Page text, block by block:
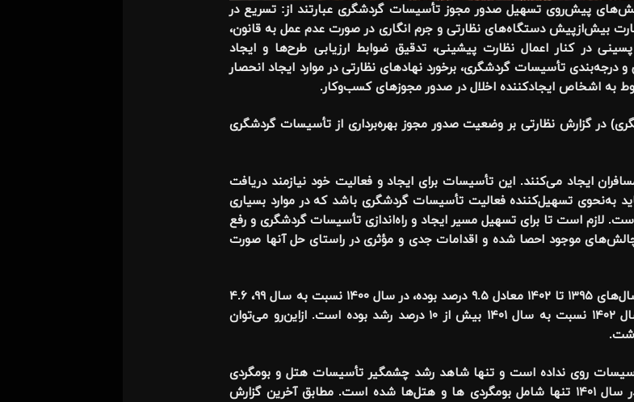
پیش‌روی تسهیل صدور مجوز تأسیسات گردشگری عبارتند از: تسریع در
بیش‌ازپیش دستگاه‌های نظارتی و جرم انگاری در صورت عدم عمل به قانون،
در کنار اعمال نظارت پیشینی، تدقیق ضوابط ارزیابی طرح‌ها و ایجاد
درجه‌بندی تأسیسات گردشگری، برخورد نهادهای نظارتی در موارد ایجاد انحصار
به اشخاص ایجادکننده اخلال در صدور مجوزهای کسب‌وکار.
در گزارش نظارتی بر وضعیت صدور مجوز بهره‌برداری از تأسیسات گردشگری
ایجاد می‌کنند. این تأسیسات برای ایجاد و فعالیت خود نیازمند دریافت
باید به‌نحوی تسهیل‌کننده فعالیت تأسیسات گردشگری باشد که در موارد بسیاری
لازم است تا برای تسهیل مسیر ایجاد و راه‌اندازی تأسیسات گردشگری و رفع
چالش‌های موجود احصا شده و اقدامات جدی و مؤثری در راستای حل آنها صورت
ضمن توجه به آنکه میانگین نرخ رشد تأسیسات گردشگری در طی سال‌های ۱۳۹۵ تا ۱۴۰۲ معادل ۹.۵ درصد بوده، در سال ۱۴۰۰ نسبت به سال ۹۹، ۴.۶
درصد رشد، در سال ۱۴۰۱ نسبت به سال ۱۴۰۰، ۶ درصد رشد و در سال ۱۴۰۲ نسبت به سال ۱۴۰۱ بیش از ۱۰ درصد رشد بوده است. ازاین‌رو می‌توان
روی نداده است و تنها شاهد رشد چشمگیر تأسیسات هتل و بومگردی
بوده است. به نحوی که حدود ۶۲ درصد از تأسیسات ایجاد شده در سال ۱۴۰۱ تنها شامل بومگردی ها و هتل‌ها شده است. مطابق آخرین گزارش